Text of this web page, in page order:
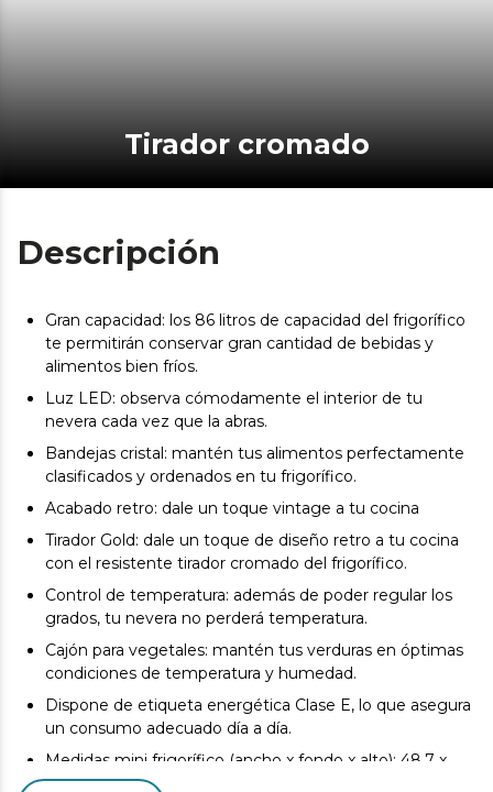
Tirador cromado
Descripción
Gran capacidad: los 86 litros de capacidad del frigorífico
te permitirán conservar gran cantidad de bebidas y
alimentos bien fríos.
Luz LED: observa cómodamente el interior de tu
nevera cada vez que la abras.
Bandejas cristal: mantén tus alimentos perfectamente
clasificados y ordenados en tu frigorífico.
Acabado retro: dale un toque vintage a tu cocina
Tirador Gold: dale un toque de diseño retro a tu cocina
con el resistente tirador cromado del frigorífico.
Control de temperatura: además de poder regular los
grados, tu nevera no perderá temperatura.
Cajón para vegetales: mantén tus verduras en óptimas
condiciones de temperatura y humedad.
Dispone de etiqueta energética Clase E, lo que asegura
un consumo adecuado día a día.
Medidas mini frigorífico (ancho x fondo x alto): 48,7 x
59,2 x 89,3 cm